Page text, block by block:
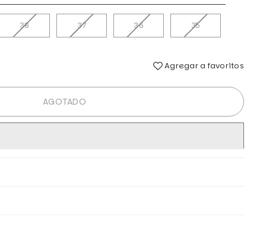
38 37 36 35
Agregar a favoritos
AGOTADO